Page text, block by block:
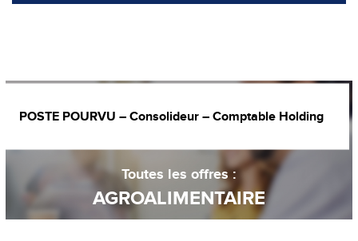
POSTE POURVU – Consolideur – Comptable Holding
Toutes les offres :
AGROALIMENTAIRE